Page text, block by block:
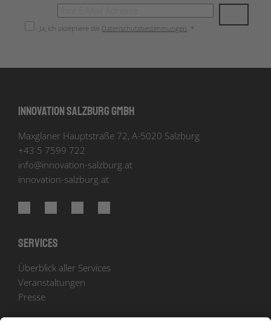
Ja, ich akzeptiere die Datenschutzbestimmungen . *
Innovation Salzburg GmbH
Maxglaner Hauptstraße 72, A-5020 Salzburg
+43 5 7599 722
info@innovation-salzburg.at
innovation-salzburg.at
Services
Überblick aller Services
Veranstaltungen
Presse